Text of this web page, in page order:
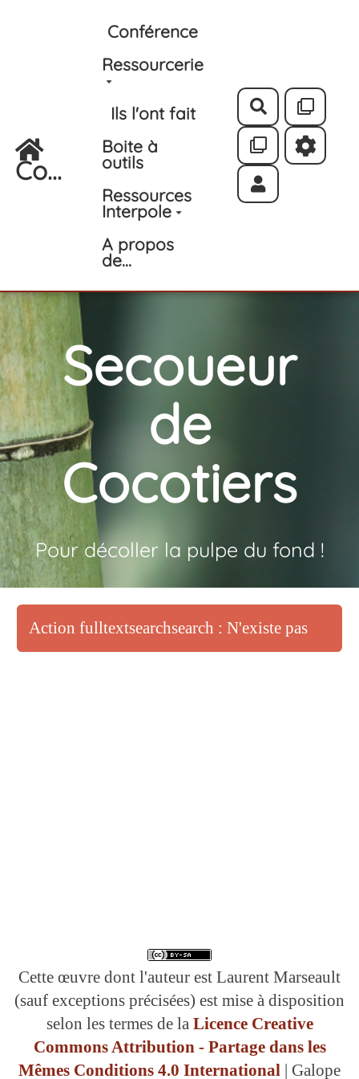
Aller au contenu principal
Co...
Conférence
Ressourcerie
Ils l'ont fait
Boite à
outils
Ressources
Interpole
A propos
de...
Rechercher
Secoueur
de
Cocotiers
Pour décoller la pulpe du fond !
Action fulltextsearchsearch : N'existe pas
Cette œuvre dont l'auteur est Laurent Marseault
(sauf exceptions précisées) est mise à disposition
selon les termes de la Licence Creative
Commons Attribution - Partage dans les
Mêmes Conditions 4.0 International | Galope